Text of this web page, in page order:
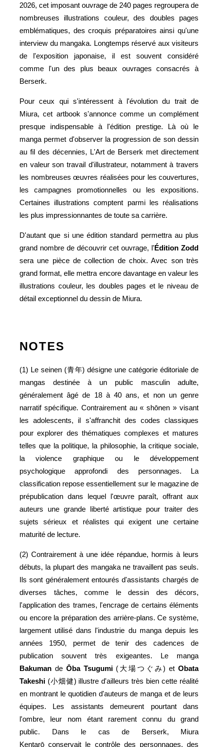
2026, cet imposant ouvrage de 240 pages regroupera de
nombreuses illustrations couleur, des doubles pages
emblématiques, des croquis préparatoires ainsi qu'une
interview du mangaka. Longtemps réservé aux visiteurs
de l'exposition japonaise, il est souvent considéré
comme l'un des plus beaux ouvrages consacrés à
Berserk.
Pour ceux qui s'intéressent à l'évolution du trait de
Miura, cet artbook s'annonce comme un complément
presque indispensable à l'édition prestige. Là où le
manga permet d'observer la progression de son dessin
au fil des décennies, L'Art de Berserk met directement
en valeur son travail d'illustrateur, notamment à travers
les nombreuses œuvres réalisées pour les couvertures,
les campagnes promotionnelles ou les expositions.
Certaines illustrations comptent parmi les réalisations
les plus impressionnantes de toute sa carrière.
D'autant que si une édition standard permettra au plus
grand nombre de découvrir cet ouvrage, l'Édition Zodd
sera une pièce de collection de choix. Avec son très
grand format, elle mettra encore davantage en valeur les
illustrations couleur, les doubles pages et le niveau de
détail exceptionnel du dessin de Miura.
NOTES
(1) Le seinen (青年) désigne une catégorie éditoriale de
mangas destinée à un public masculin adulte,
généralement âgé de 18 à 40 ans, et non un genre
narratif spécifique. Contrairement au « shōnen » visant
les adolescents, il s'affranchit des codes classiques
pour explorer des thématiques complexes et matures
telles que la politique, la philosophie, la critique sociale,
la violence graphique ou le développement
psychologique approfondi des personnages. La
classification repose essentiellement sur le magazine de
prépublication dans lequel l'œuvre paraît, offrant aux
auteurs une grande liberté artistique pour traiter des
sujets sérieux et réalistes qui exigent une certaine
maturité de lecture.
(2) Contrairement à une idée répandue, hormis à leurs
débuts, la plupart des mangaka ne travaillent pas seuls.
Ils sont généralement entourés d'assistants chargés de
diverses tâches, comme le dessin des décors,
l'application des trames, l'encrage de certains éléments
ou encore la préparation des arrière-plans. Ce système,
largement utilisé dans l'industrie du manga depuis les
années 1950, permet de tenir des cadences de
publication souvent très exigeantes. Le manga
Bakuman de Ōba Tsugumi(大場つぐみ) etObata
Takeshi (小畑健) illustre d'ailleurs très bien cette réalité
en montrant le quotidien d'auteurs de manga et de leurs
équipes. Les assistants demeurent pourtant dans
l'ombre, leur nom étant rarement connu du grand
public. Dans le cas de Berserk, Miura
Kentarō conservait le contrôle des personnages, des